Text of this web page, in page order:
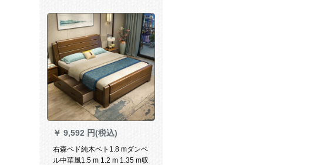
ングベトリングベトトベトト
トトベトトトリングベトトリ
ングベトトトトベトトリング
1500*フレム构造
￥ 9,592 円(税込)
右森ベド純木ベト1.8 mダンベ
ル中華風1.5 m 1.2 m 1.35 m収